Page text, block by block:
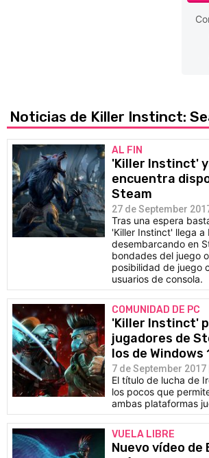
Noticias de Killer Instinct:
AL FIN
'Killer Instinct'
encuentra
Steam
27 de September
Tras una espera
'Killer Instinct' llega a
desembarcando en
bondades del juego
posibilidad de juego
usuarios de consola.
COMUNIDAD DE PC
'Killer Instinct'
jugadores de
los de Windows
7 de September 2017
El título de lucha de
los pocos que
ambas plataformas
VUELA LIBRE
Nuevo vídeo de